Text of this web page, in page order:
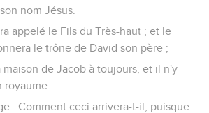
nom Jésus.
appelé le Fils du Très-haut ; et le
le trône de David son père ;
maison de Jacob à toujours, et il n'y
royaume.
: Comment ceci arrivera-t-il, puisque